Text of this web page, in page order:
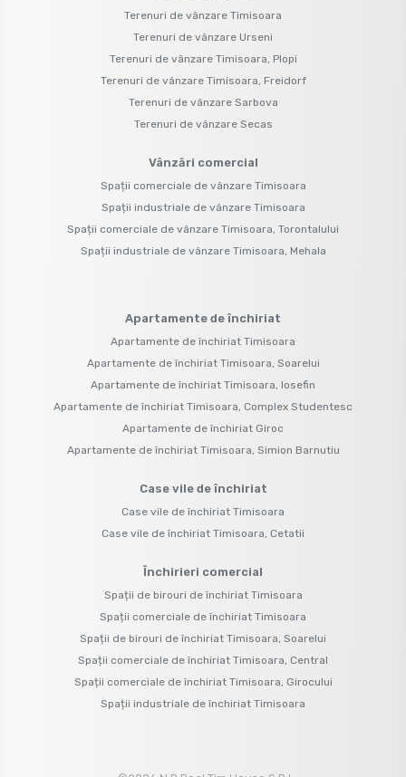
Terenuri de vânzare Timisoara
Terenuri de vânzare Urseni
Terenuri de vânzare Timisoara, Plopi
Terenuri de vânzare Timisoara, Freidorf
Terenuri de vânzare Sarbova
Terenuri de vânzare Secas
Vânzări comercial
Spații comerciale de vânzare Timisoara
Spații industriale de vânzare Timisoara
Spații comerciale de vânzare Timisoara, Torontalului
Spații industriale de vânzare Timisoara, Mehala
Apartamente de închiriat
Apartamente de închiriat Timisoara
Apartamente de închiriat Timisoara, Soarelui
Apartamente de închiriat Timisoara, Iosefin
Apartamente de închiriat Timisoara, Complex Studentesc
Apartamente de închiriat Giroc
Apartamente de închiriat Timisoara, Simion Barnutiu
Case vile de închiriat
Case vile de închiriat Timisoara
Case vile de închiriat Timisoara, Cetatii
Închirieri comercial
Spații de birouri de închiriat Timisoara
Spații comerciale de închiriat Timisoara
Spații de birouri de închiriat Timisoara, Soarelui
Spații comerciale de închiriat Timisoara, Central
Spații comerciale de închiriat Timisoara, Girocului
Spații industriale de închiriat Timisoara